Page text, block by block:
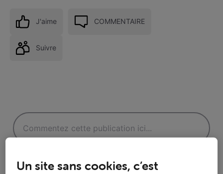
J'aime COMMENTAIRE
Suivre
Un site sans cookies, c’est